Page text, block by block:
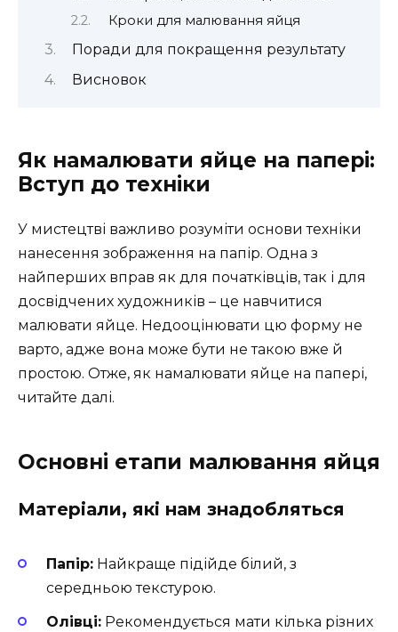
Кроки для малювання яйця
Поради для покращення результату
Висновок
Як намалювати яйце на папері:
Вступ до техніки
У мистецтві важливо розуміти основи техніки
нанесення зображення на папір. Одна з
найперших вправ як для початківців, так і для
досвідчених художників – це навчитися
малювати яйце. Недооцінювати цю форму не
варто, адже вона може бути не такою вже й
простою. Отже, як намалювати яйце на папері,
читайте далі.
Основні етапи малювання яйця
Матеріали, які нам знадобляться
Папір: Найкраще підійде білий, з
середньою текстурою.
Олівці: Рекомендується мати кілька різних